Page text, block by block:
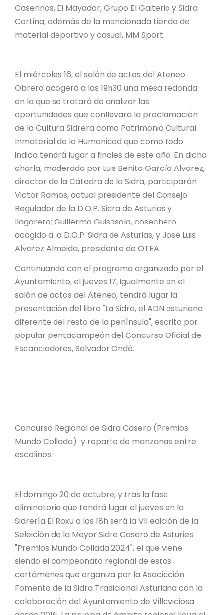
Caserinos, El Mayador, Grupo El Gaiterio y Sidra
Cortina, además de la mencionada tienda de
material deportivo y casual, MM Sport.
El miércoles 16, el salón de actos del Ateneo
Obrero acogerá a las 19h30 una mesa redonda
en la que se tratará de analizar las
oportunidades que conllevará la proclamación
de la Cultura Sidrera como Patrimonio Cultural
Inmaterial de la Humanidad que como todo
indica tendrá lugar a finales de este año. En dicha
charla, moderada por Luis Benito García Alvarez,
director de la Cátedra de la Sidra, participarán
Victor Ramos, actual presidente del Consejo
Regulador de la D.O.P. Sidra de Asturias y
llagarero; Guillermo Guisasola, cosechero
acogido a la D.O.P. Sidra de Asturias, y Jose Luis
Alvarez Almeida, presidente de OTEA.
Continuando con el programa organizado por el
Ayuntamiento, el jueves 17, igualmente en el
salón de actos del Ateneo, tendrá lugar la
presentación del libro "La Sidra, el ADN asturiano
diferente del resto de la península", escrito por
popular pentacampeón del Concurso Oficial de
Escanciadores, Salvador Ondó.
Concurso Regional de Sidra Casero (Premios
Mundo Collada) y reparto de manzanas entre
escolinos
El domingo 20 de octubre, y tras la fase
eliminatoria que tendrá lugar el jueves en la
Sidrería El Roxu a las 18h será la VII edición de la
Seleición de la Meyor Sidre Casero de Asturies
"Premios Mundo Collada 2024", el que viene
siendo el campeonato regional de estos
certámenes que organiza por la Asociación
Fomento de la Sidra Tradicional Asturiana con la
colaboración del Ayuntamiento de Villaviciosa